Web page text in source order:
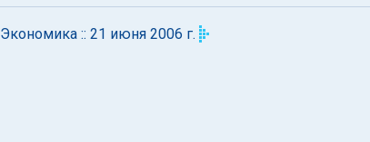
Экономика :: 21 июня 2006 г.